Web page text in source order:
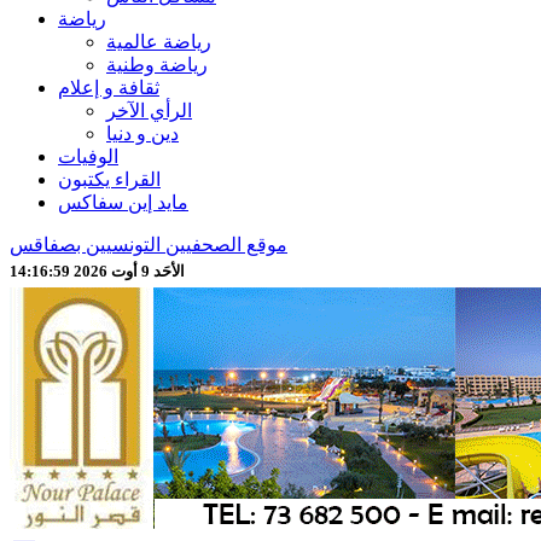
رياضة
رياضة عالمية
رياضة وطنية
ثقافة و إعلام
الرأي الآخر
دين و دنيا
الوفيات
القراء يكتبون
مايد إين سفاكس
موقع الصحفيين التونسيين بصفاقس
الأحَد 9 أوت 2026 14:17:01